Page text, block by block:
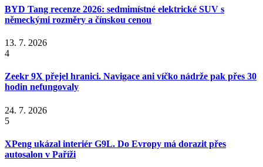
BYD Tang recenze 2026: sedmimístné elektrické SUV s
německými rozměry a čínskou cenou
13. 7. 2026
4
Zeekr 9X přejel hranici. Navigace ani víčko nádrže pak přes 30
hodin nefungovaly
24. 7. 2026
5
XPeng ukázal interiér G9L. Do Evropy má dorazit přes
autosalon v Paříži